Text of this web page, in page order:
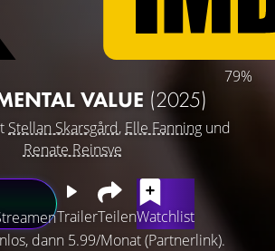
79%
VALUE (2025)
Stellan Skarsgård, Elle Fanning und
Renate Reinsve
TrailerTeilenWatchlist
dann 5.99/Monat (Partnerlink).